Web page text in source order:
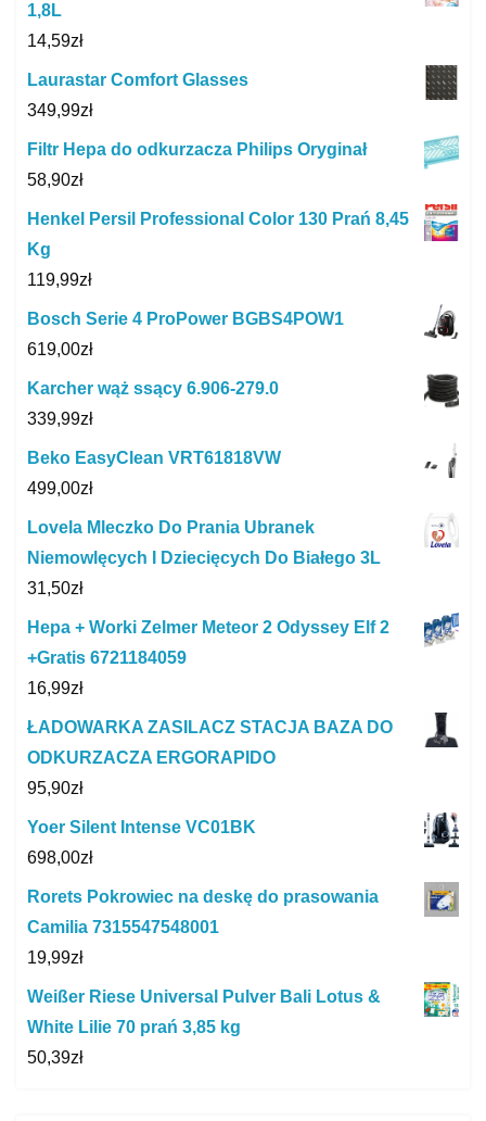
1,8L
14,59zł
Laurastar Comfort Glasses
349,99zł
Filtr Hepa do odkurzacza Philips Oryginał
58,90zł
Henkel Persil Professional Color 130 Prań 8,45
Kg
119,99zł
Bosch Serie 4 ProPower BGBS4POW1
619,00zł
Karcher wąż ssący 6.906-279.0
339,99zł
Beko EasyClean VRT61818VW
499,00zł
Lovela Mleczko Do Prania Ubranek
Niemowlęcych I Dziecięcych Do Białego 3L
31,50zł
Hepa + Worki Zelmer Meteor 2 Odyssey Elf 2
+Gratis 6721184059
16,99zł
ŁADOWARKA ZASILACZ STACJA BAZA DO
ODKURZACZA ERGORAPIDO
95,90zł
Yoer Silent Intense VC01BK
698,00zł
Rorets Pokrowiec na deskę do prasowania
Camilia 7315547548001
19,99zł
Weißer Riese Universal Pulver Bali Lotus &
White Lilie 70 prań 3,85 kg
50,39zł